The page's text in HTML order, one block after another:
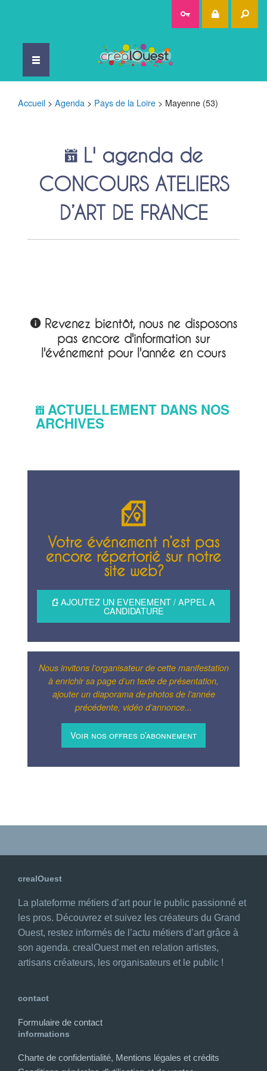
Accueil > Agenda > Pays de la Loire > Mayenne (53)
L' agenda de
CONCOURS ATELIERS
D’ART DE FRANCE
Revenez bientôt, nous ne disposons
pas encore d'information sur
l'événement pour l'année en cours
ACTUELLEMENT DANS NOS
ARCHIVES
Votre événement n’est pas
encore répertorié sur notre
site web?
AJOUTEZ UN EVENEMENT / APPEL A
CANDIDATURE
Nous invitons l’organisateur de cette manifestation
à enrichir sa page d’un texte de présentation,
ajouter un diaporama de photos de l’année
précédente, vidéo d’annonce...
Voir nos offres d’abonnement
crealOuest
La plateforme métiers d’art pour le public passionné et
les pros. Découvrez et suivez les créateurs du Grand
Ouest, restez informés de l’actu métiers d’art grâce à
son agenda. crealOuest met en relation artistes,
artisans créateurs, les organisateurs et le public !
contact
Formulaire de contact
informations
Charte de confidentialité, Mentions légales et crédits